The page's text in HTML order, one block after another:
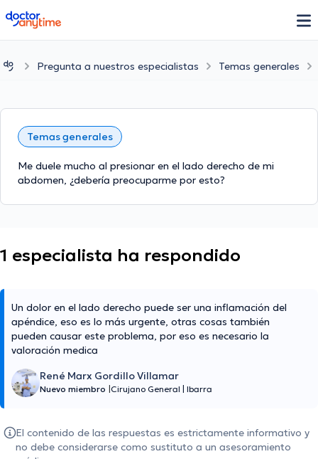
doctoranytime
Pregunta a nuestros especialistas Temas generales
Temas generales
Me duele mucho al presionar en el lado derecho de mi
abdomen, ¿debería preocuparme por esto?
1 especialista ha respondido
Un dolor en el lado derecho puede ser una inflamación del
apéndice, eso es lo más urgente, otras cosas también
pueden causar este problema, por eso es necesario la
valoración medica
René Marx Gordillo Villamar
Nuevo miembro Cirujano General Ibarra
El contenido de las respuestas es estrictamente informativo y
no debe considerarse como sustituto a un asesoramiento